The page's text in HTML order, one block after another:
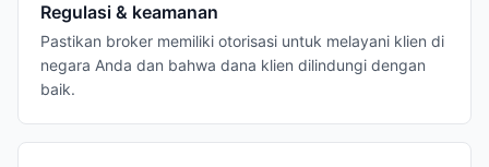
Regulasi & keamanan
Pastikan broker memiliki otorisasi untuk melayani klien di
negara Anda dan bahwa dana klien dilindungi dengan
baik.